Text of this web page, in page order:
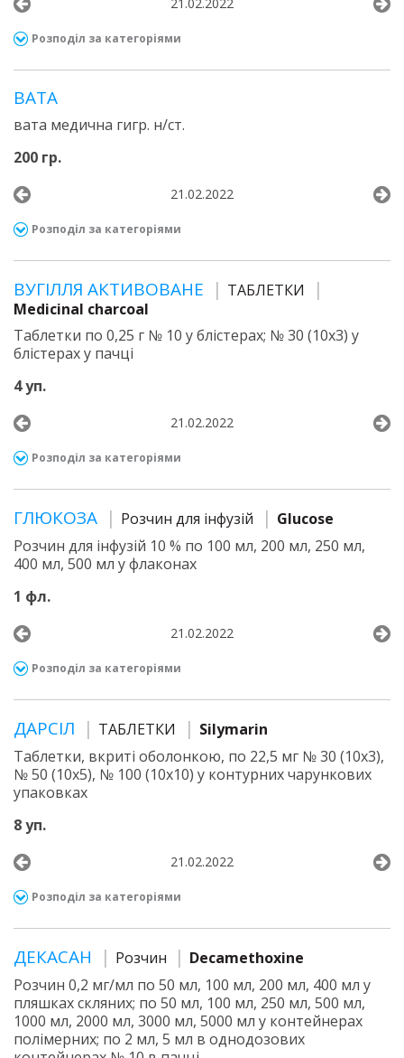
Розподіл за категоріями
ВАТА
вата медична гигр. н/ст.
200 гр.
21.02.2022
Розподіл за категоріями
ВУГІЛЛЯ АКТИВОВАНЕ
ТАБЛЕТКИ
Medicinal charcoal
Таблетки по 0,25 г № 10 у блістерах; № 30 (10х3) у
блістерах у пачці
4 уп.
21.02.2022
Розподіл за категоріями
ГЛЮКОЗА Розчин для інфузій
Glucose
Розчин для інфузій 10 % по 100 мл, 200 мл, 250 мл,
400 мл, 500 мл у флаконах
1 фл.
21.02.2022
Розподіл за категоріями
ДАРСІЛ ТАБЛЕТКИ
Silymarin
Таблетки, вкриті оболонкою, по 22,5 мг № 30 (10х3),
№ 50 (10х5), № 100 (10х10) у контурних чарункових
упаковках
8 уп.
21.02.2022
Розподіл за категоріями
ДЕКАСАН Розчин
Decamethoxine
Розчин 0,2 мг/мл по 50 мл, 100 мл, 200 мл, 400 мл у
пляшках скляних; по 50 мл, 100 мл, 250 мл, 500 мл,
1000 мл, 2000 мл, 3000 мл, 5000 мл у контейнерах
полімерних; по 2 мл, 5 мл в однодозових